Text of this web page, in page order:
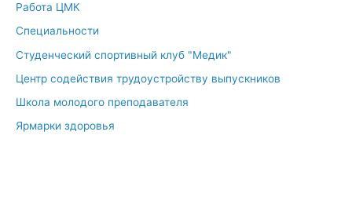
Работа ЦМК
Специальности
Студенческий спортивный клуб "Медик"
Центр содействия трудоустройству выпускников
Школа молодого преподавателя
Ярмарки здоровья